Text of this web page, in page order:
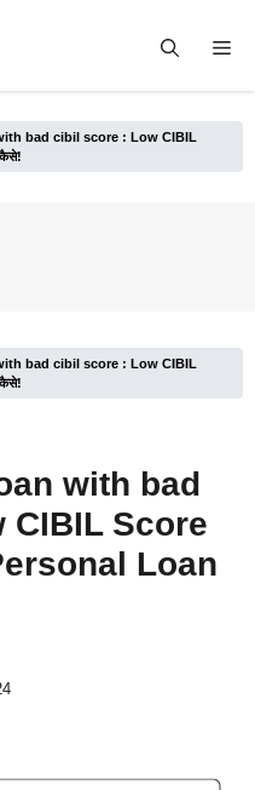
bad cibil score : Low CIBIL
कैसे!
bad cibil score : Low CIBIL
कैसे!
with bad
Score
Loan